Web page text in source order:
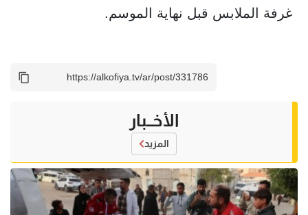
غرفة الملابس قبل نهاية الموسم.
الأخــبار
المزيد